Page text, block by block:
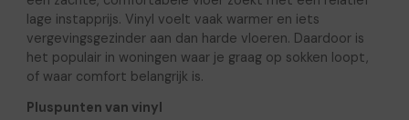
lage instapprijs. Vinyl voelt vaak warmer en iets
vergevingsgezinder aan dan harde vloeren. Daardoor is
het populair in woningen waar je graag op sokken loopt,
of waar comfort belangrijk is.
Pluspunten van vinyl